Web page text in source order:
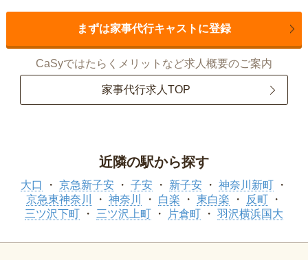
まずは家事代行キャストに登録
CaSyではたらくメリットなど求人概要のご案内
家事代行求人TOP
近隣の駅から探す
大口 京急新子安 子安 新子安
神奈川新町
京急東神奈川
神奈川 白楽 東白楽
反町
三ツ沢下町
三ツ沢上町 片倉町 羽沢横浜国大